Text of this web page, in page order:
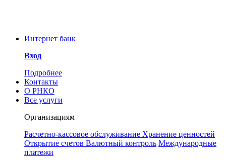
Интернет банк
Вход
Подробнее
Контакты
О РНКО
Все услуги
Организациям
Расчетно-кассовое обслуживание Хранение ценностей
Открытие счетов Валютный контроль Международные
платежи
информирует Вас об угрозе
предотвращения инцидентов
просим принять к сведению, что у
РНКО «Металлург» нет аккаунтов
в социальных сетях. Сотрудники
РНКО также никогда не свяжутся с
Вами через любой мессенджер, в
частности Телеграмм.